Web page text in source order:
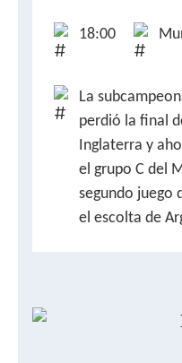
18:00
La
perdió la final
Inglaterra y
el grupo C del
segundo juego
el escolta de